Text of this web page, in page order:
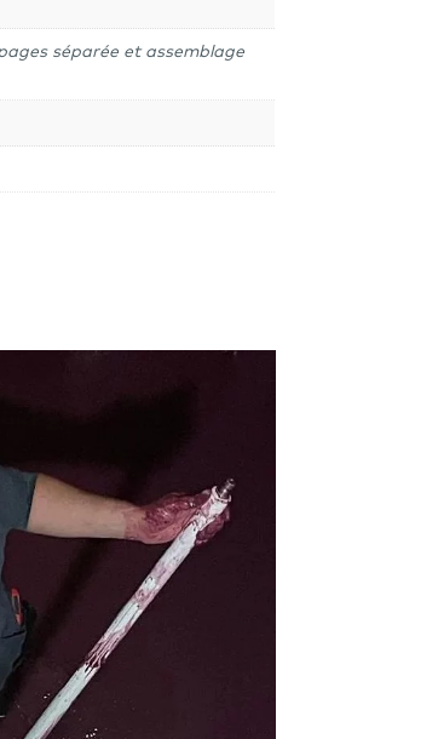
séparée et assemblage